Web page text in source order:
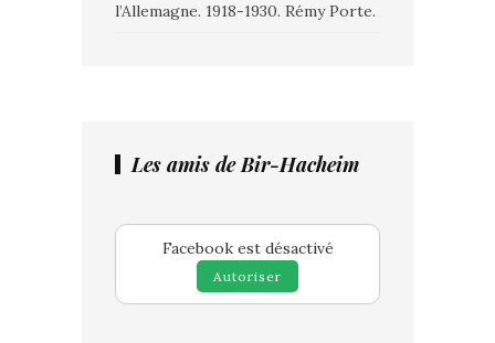
l’Allemagne. 1918-1930. Rémy Porte.
Les amis de Bir-Hacheim
Facebook est désactivé
Autoriser